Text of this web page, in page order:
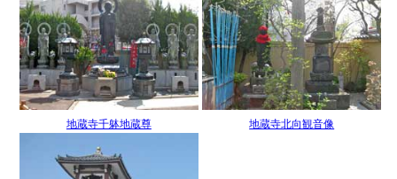
地蔵寺千躰地蔵尊 地蔵寺北向観音像